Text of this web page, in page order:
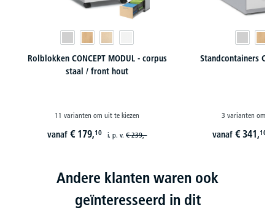
Rolblokken CONCEPT MODUL - corpus
staal / front hout
11 varianten om uit te kiezen
vanaf€ 179,10 i. p. v.€ 239,-
Standcontainers
3 varianten om
vanaf€ 341,10
Andere klanten waren ook
geïnteresseerd in dit